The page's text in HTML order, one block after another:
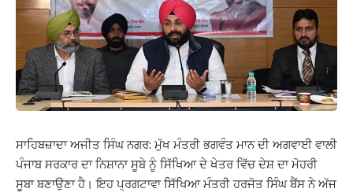
ਸਾਹਿਬਜ਼ਾਦਾ ਅਜੀਤ ਸਿੰਘ ਨਗਰ: ਮੁੱਖ ਮੰਤਰੀ ਭਗਵੰਤ ਮਾਨ ਦੀ ਅਗਵਾਈ ਵਾਲੀ
ਪੰਜਾਬ ਸਰਕਾਰ ਦਾ ਨਿਸ਼ਾਨਾ ਸੂਬੇ ਨੂੰ ਸਿੱਖਿਆ ਦੇ ਖੇਤਰ ਵਿੱਚ ਦੇਸ਼ ਦਾ ਮੋਹਰੀ
ਸੂਬਾ ਬਣਾਉਣਾ ਹੈ। ਇਹ ਪ੍ਰਗਟਾਵਾ ਸਿੱਖਿਆ ਮੰਤਰੀ ਹਰਜੋਤ ਸਿੰਘ ਬੈਂਸ ਨੇ ਅੱਜ